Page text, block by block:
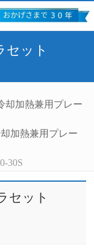
セット
却加熱兼用プレー
加熱兼用プレー
30S
セット